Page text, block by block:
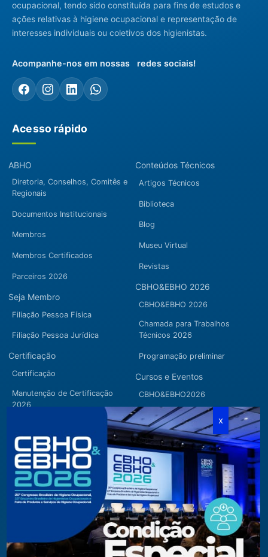
ocupacional, tendo sido constituída para fins de estudos e
ações relativas à higiene ocupacional e representação de
interesses individuais ou coletivos dos higienistas.
Acompanhe-nos em nossas redes sociais!
Acesso rápido
ABHO
Diretoria, Conselhos, Comitês e
Regionais
Documentos Institucionais
Membros
Membros Certificados
Parceiros 2026
Seja Membro
Filiação Pessoa Física
Filiação Pessoa Jurídica
Certificação
Certificação
Manutenção de Certificação
2026
Conteúdos Técnicos
Artigos Técnicos
Biblioteca
Blog
Museu Virtual
Revistas
CBHO&EBHO 2026
CBHO&EBHO 2026
Chamada para Trabalhos
Técnicos 2026
Programação preliminar
Cursos e Eventos
CBHO&EBHO2026
Cursos Modulares
Eventos Apoiados
Eventos Regionais
Loja